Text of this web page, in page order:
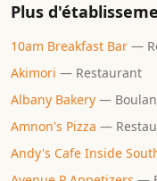
Plus
10am Breakfast Bar —
Akimori — Restaurant
Albany Bakery —
Amnon's Pizza —
Andy's Cafe Inside